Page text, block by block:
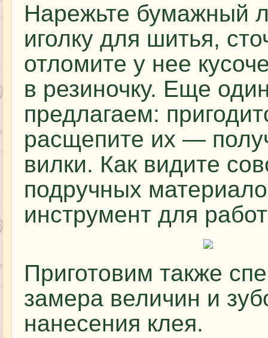
Нарежьте бумажный
иголку для шитья,
отломите у нее
в резиночку. Еще
предлагаем:
расщепите их —
вилки. Как видите
подручных
инструмент для
Приготовим также
замера величин и
нанесения клея.